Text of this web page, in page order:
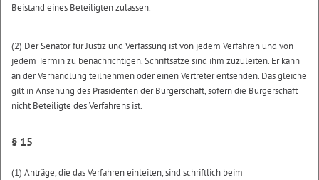
Beistand eines Beteiligten zulassen.
(2) Der Senator für Justiz und Verfassung ist von jedem Verfahren und von
jedem Termin zu benachrichtigen. Schriftsätze sind ihm zuzuleiten. Er kann
an der Verhandlung teilnehmen oder einen Vertreter entsenden. Das gleiche
gilt in Ansehung des Präsidenten der Bürgerschaft, sofern die Bürgerschaft
nicht Beteiligte des Verfahrens ist.
§ 15
(1) Anträge, die das Verfahren einleiten, sind schriftlich beim